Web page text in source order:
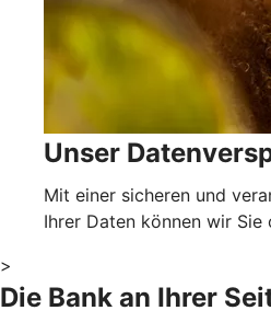
Unser
Mit einer sicheren und
Ihrer Daten können wir Sie
>
Die Bank an Ihrer